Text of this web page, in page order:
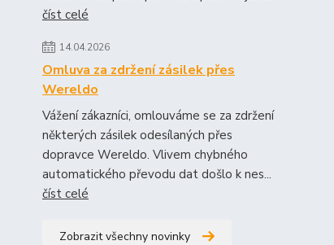
číst celé
14.04.2026
Omluva za zdržení zásilek přes
Wereldo
Vážení zákazníci, omlouváme se za zdržení
některých zásilek odesílaných přes
dopravce Wereldo. Vlivem chybného
automatického převodu dat došlo k nes...
číst celé
Zobrazit všechny novinky